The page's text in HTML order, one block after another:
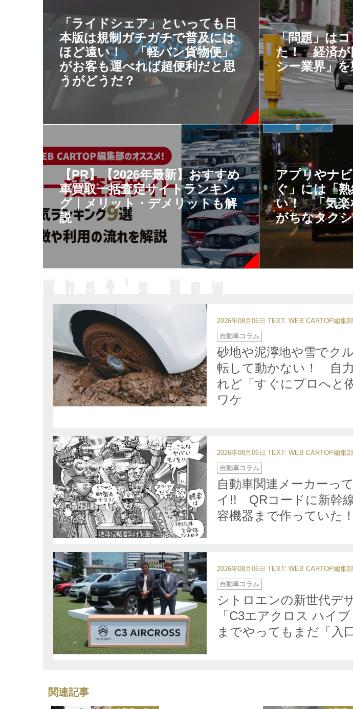
「ライドシェア」といっても日
本版は規制ガチガチで普及には
ほど遠い！ 「軽バン貨物便」
がお客も運べれば超便利だと思
うがどうだ？
「問題」は
た！ 経済が
シー業界」
【PR】【2026年最新】おすすめ
車買取一括査定サイトランキン
グ｜メリット・デメリットも解
説
アプリやナ
ぐ」には「
い！ 「気楽
がちなタク
2026年08月06日 TEXT: WEB CARTOP編集部
砂地や泥濘地や雪でク
転して動かない！ 自
れど「すぐにプロへと
ワケ
カ
テ
ゴ
リ
ー
自動車コラム
2026年08月06日 TEXT: WEB CARTOP編集部
自動車関連メーカーっ
イ!! QRコードに新幹
容機器まで作っていた！
カ
テ
ゴ
リ
ー
自動車コラム
2026年08月06日 TEXT: WEB CARTOP編集部
シトロエンの新世代デ
「C3エアクロス ハイ
までやってもまだ「入
カ
テ
ゴ
リ
ー
自動車コラム
関連記事